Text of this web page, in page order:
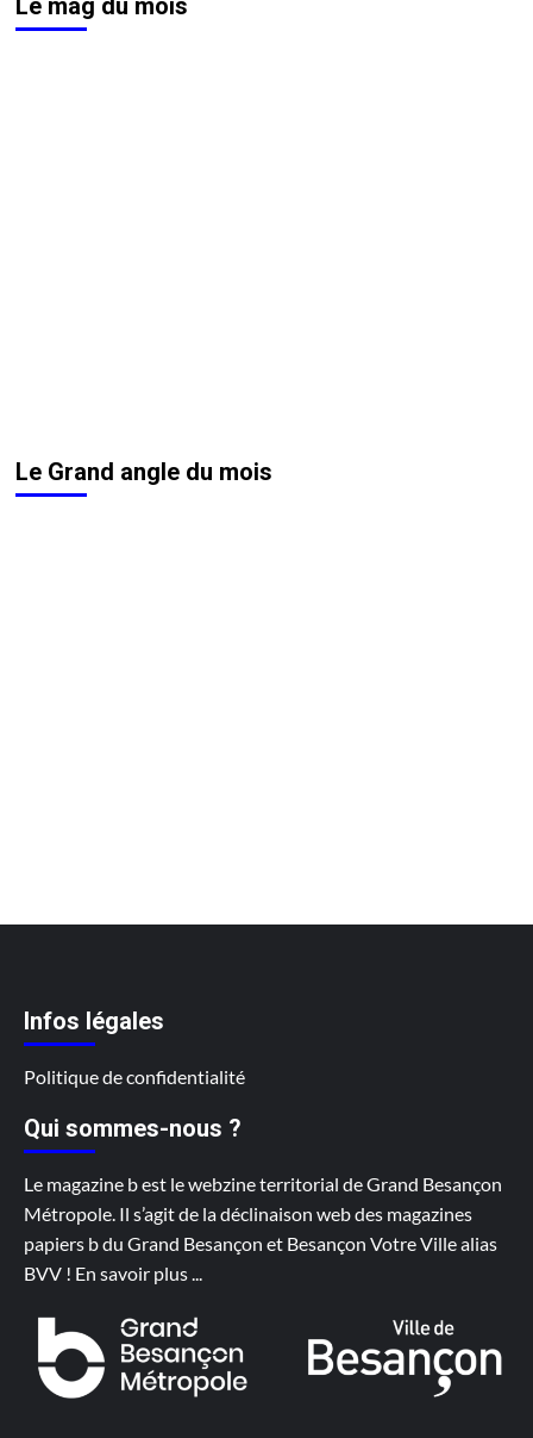
Le mag du mois
Le Grand angle du mois
Infos légales
Politique de confidentialité
Qui sommes-nous ?
Le magazine b est le webzine territorial de Grand Besançon
Métropole. Il s’agit de la déclinaison web des magazines
papiers b du Grand Besançon et Besançon Votre Ville alias
BVV ! En savoir plus...